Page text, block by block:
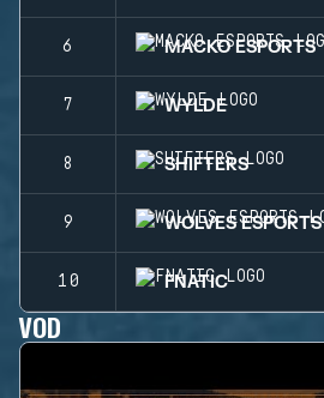
6 MACKO ESPORTS
7 WYLDE
8 SHIFTERS
9 WOLVES ESPORTS
10 FNATIC
VOD